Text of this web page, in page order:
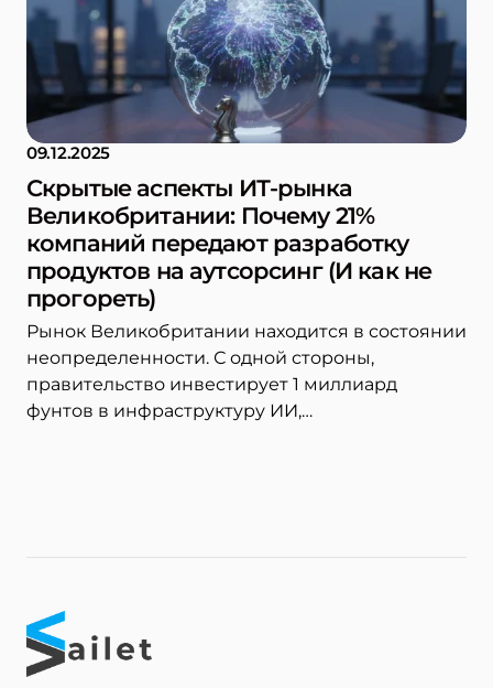
09.12.2025
Скрытые аспекты ИТ-рынка
Великобритании: Почему 21%
компаний передают разработку
продуктов на аутсорсинг (И как не
прогореть)
Рынок Великобритании находится в состоянии
неопределенности. С одной стороны,
правительство инвестирует 1 миллиард
фунтов в инфраструктуру ИИ,…